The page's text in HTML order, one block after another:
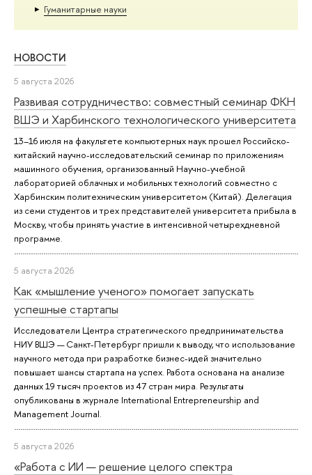
Гуманитарные науки
НОВОСТИ
5 августа 2026
Развивая сотрудничество: совместный семинар ФКН
ВШЭ и Харбинского технологического университета
13–16 июля на факультете компьютерных наук прошел Российско-
китайский научно-исследовательский семинар по приложениям
машинного обучения, организованный Научно-учебной
лабораторией облачных и мобильных технологий совместно с
Харбинским политехническим университетом (Китай). Делегация
из семи студентов и трех представителей университета прибыла в
Москву, чтобы принять участие в интенсивной четырехдневной
программе.
5 августа 2026
Как «мышление ученого» помогает запускать
успешные стартапы
Исследователи Центра стратегического предпринимательства
НИУ ВШЭ — Санкт-Петербург пришли к выводу, что использование
научного метода при разработке бизнес-идей значительно
повышает шансы стартапа на успех. Работа основана на анализе
данных 19 тысяч проектов из 47 стран мира. Результаты
опубликованы в журнале International Entrepreneurship and
Management Journal.
5 августа 2026
«Работа с ИИ — решение целого спектра